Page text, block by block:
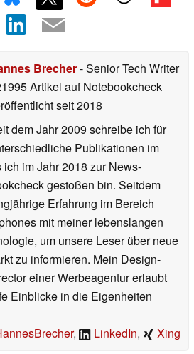
Brecher- Senior Tech Writer
Artikel auf Notebookcheck
seit 2018
dem Jahr 2009 schreibe ich für
Publikationen im
im Jahr 2018 zur News-
gestoßen bin. Seitdem
Erfahrung im Bereich
mit meiner lebenslangen
um unsere Leser über neue
zu informieren. Mein Design-
einer Werbeagentur erlaubt
Einblicke in die Eigenheiten
, LinkedIn, Xing